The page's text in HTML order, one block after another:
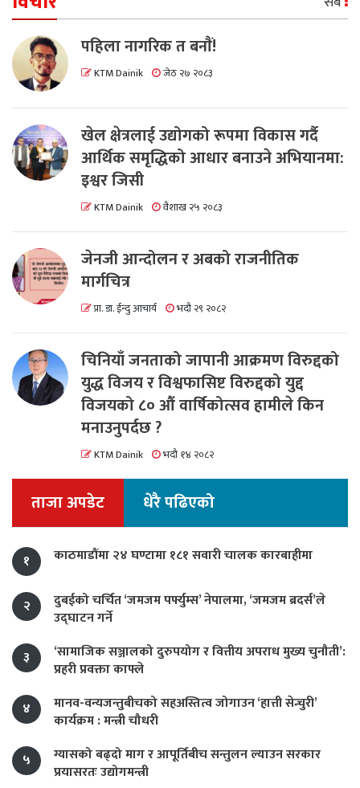
पहिला नागरिक त बनाैं!
KTM Dainik जेठ २७ २०८३
खेल क्षेत्रलाई उद्योगको रूपमा विकास गर्दै
आर्थिक समृद्धिको आधार बनाउने अभियानमा:
इश्वर जिसी
KTM Dainik वैशाख २५ २०८३
जेनजी आन्दोलन र अबको राजनीतिक
मार्गचित्र
प्रा. डा. ईन्दु आचार्य भदौ २९ २०८२
चिनियाँ जनताको जापानी आक्रमण विरुद्दको
युद्ध विजय र विश्वफासिष्ट विरुद्दको युद्द
विजयको ८० औं वार्षिकोत्सव हामीले किन
मनाउनुपर्दछ ?
KTM Dainik भदौ १४ २०८२
ताजा अपडेट धेरै पढिएको
१ काठमाडौंमा २४ घण्टामा १८१ सवारी चालक कारबाहीमा
२
दुबईको चर्चित ‘जमजम पर्फ्युम्स’ नेपालमा, ‘जमजम ब्रदर्स’ले
उद्घाटन गर्ने
३
‘सामाजिक सञ्जालको दुरुपयोग र वित्तीय अपराध मुख्य चुनौती’:
प्रहरी प्रवक्ता काफ्ले
४
मानव-वन्यजन्तुबीचको सहअस्तित्व जोगाउन ‘हात्ती सेन्चुरी’
कार्यक्रम : मन्त्री चौधरी
५
ग्यासको बढ्दो माग र आपूर्तिबीच सन्तुलन ल्याउन सरकार
प्रयासरतः उद्योगमन्त्री